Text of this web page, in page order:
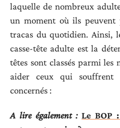
laquelle de nombreux
un moment où ils peuvent
tracas du quotidien. Ainsi,
casse-tête adulte est la
têtes sont classés parmi
aider ceux qui souffrent
concernés :
A lire également : Le BOP